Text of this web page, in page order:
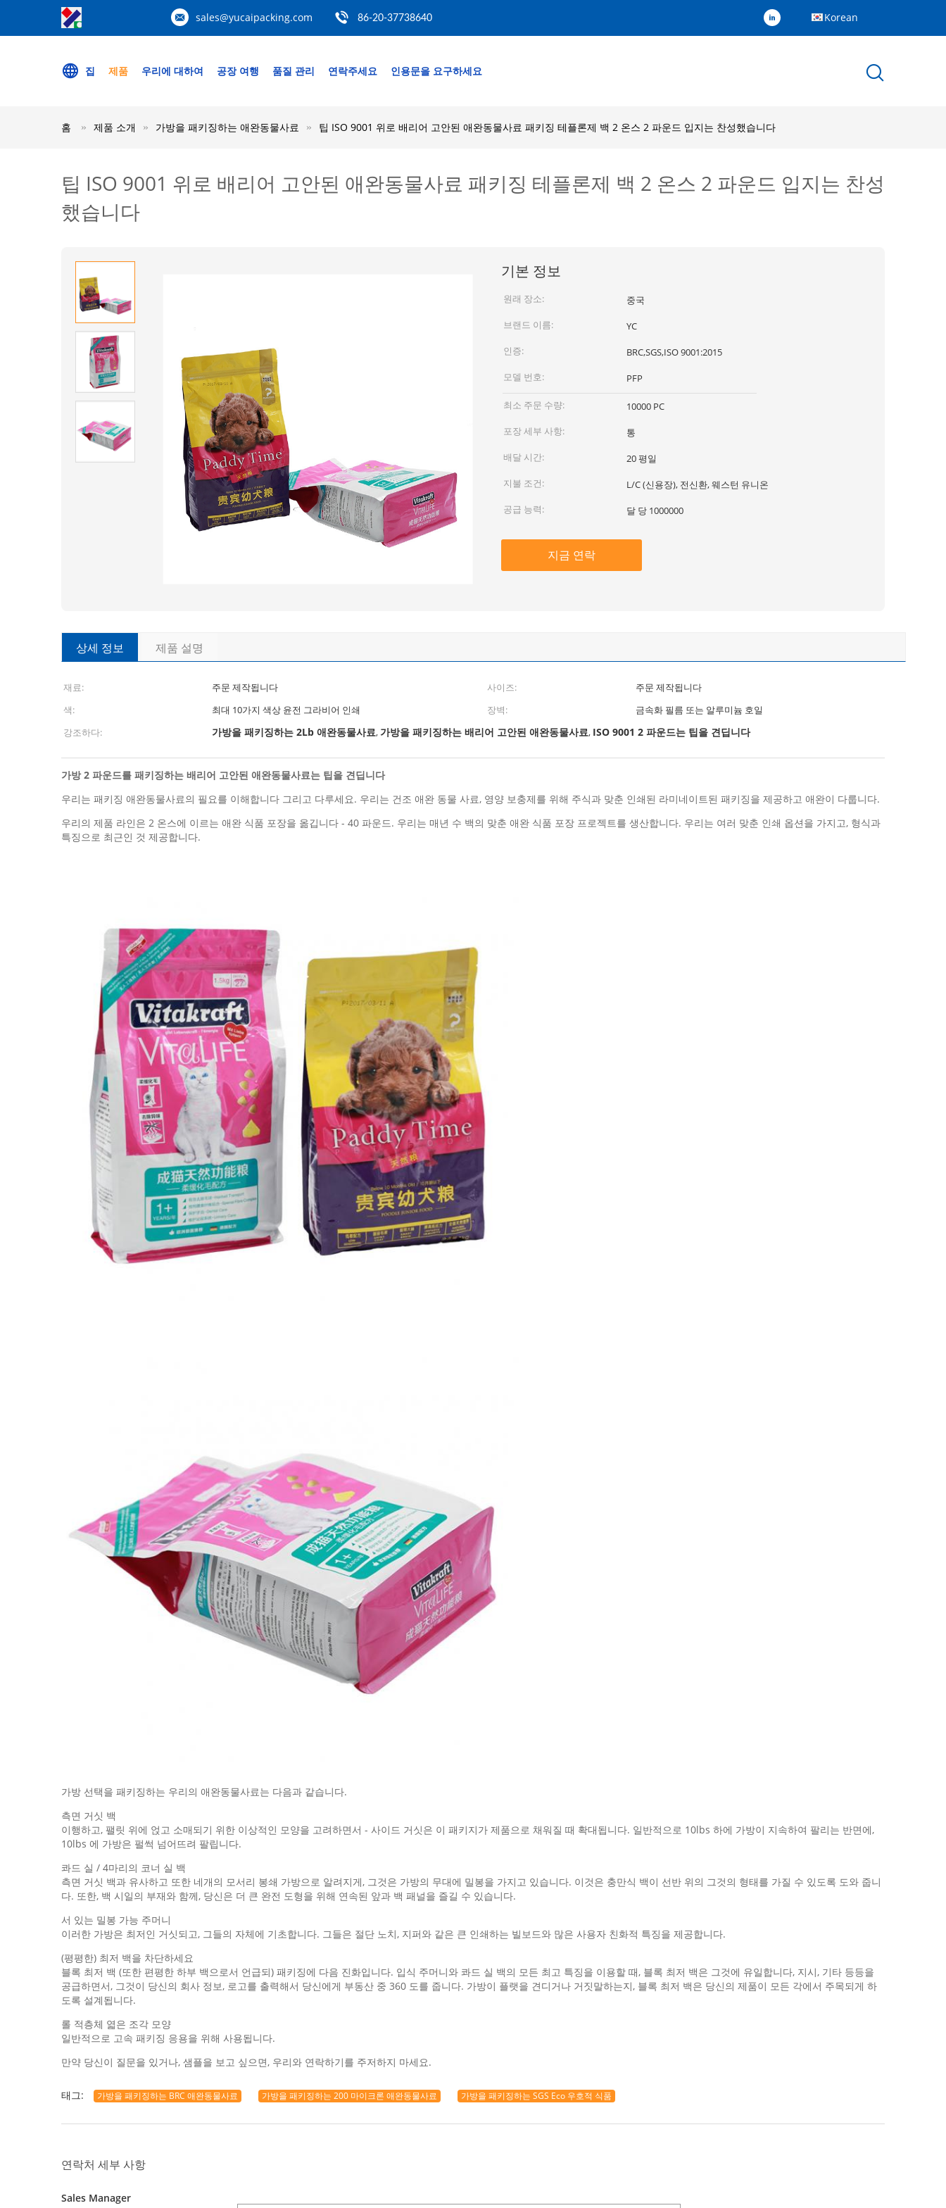
sales@yucaipacking.com 86-20-37738640 Korean
집 제품 우리에 대하여 공장 여행 품질 관리 연락주세요 인용문을 요구하세요
홈 제품 소개 가방을 패키징하는 애완동물사료 팁 ISO 9001 위로 배리어 고안된 애완동물사료 패키징 테플론제 백 2 온스 2 파운드 입지는 찬성했습니다
팁 ISO 9001 위로 배리어 고안된 애완동물사료 패키징 테플론제 백 2 온스 2 파운드 입지는 찬성
했습니다
기본 정보
원래 장소:
중국
브랜드 이름:
YC
인증:
BRC,SGS,ISO 9001:2015
모델 번호:
PFP
최소 주문 수량:
10000 PC
포장 세부 사항:
통
배달 시간:
20 평일
지불 조건:
L/C (신용장), 전신환, 웨스턴 유니온
공급 능력:
달 당 1000000
지금 연락
상세 정보 제품 설명
재료: 주문 제작됩니다 사이즈:
주문 제작됩니다
색:
최대 10가지 색상 윤전 그라비어 인쇄 장벽:
금속화 필름 또는 알루미늄 호일
강조하다:
가방을 패키징하는 2Lb 애완동물사료, 가방을 패키징하는 배리어 고안된 애완동물사료, ISO 9001 2 파운드는 팁을 견딥니다
가방 2 파운드를 패키징하는 배리어 고안된 애완동물사료는 팁을 견딥니다
우리는 패키징 애완동물사료의 필요를 이해합니다 그리고 다루세요. 우리는 건조 애완 동물 사료, 영양 보충제를 위해 주식과 맞춘 인쇄된 라미네이트된 패키징을 제공하고 애완이 다룹니다.
우리의 제품 라인은 2 온스에 이르는 애완 식품 포장을 옮깁니다 - 40 파운드. 우리는 매년 수 백의 맞춘 애완 식품 포장 프로젝트를 생산합니다. 우리는 여러 맞춘 인쇄 옵션을 가지고, 형식과
특징으로 최근인 것 제공합니다.
가방 선택을 패키징하는 우리의 애완동물사료는 다음과 같습니다.
측면 거싯 백
이행하고, 팰릿 위에 얹고 소매되기 위한 이상적인 모양을 고려하면서 - 사이드 거싯은 이 패키지가 제품으로 채워질 때 확대됩니다. 일반적으로 10lbs 하에 가방이 지속하여 팔리는 반면에,
10lbs 에 가방은 펄썩 넘어뜨려 팔립니다.
콰드 실 / 4마리의 코너 실 백
측면 거싯 백과 유사하고 또한 네개의 모서리 봉쇄 가방으로 알려지게, 그것은 가방의 무대에 밀봉을 가지고 있습니다. 이것은 충만식 백이 선반 위의 그것의 형태를 가질 수 있도록 도와 줍니
다. 또한, 백 시일의 부재와 함께, 당신은 더 큰 완전 도형을 위해 연속된 앞과 백 패널을 즐길 수 있습니다.
서 있는 밀봉 가능 주머니
이러한 가방은 최저인 거싯되고, 그들의 자체에 기초합니다. 그들은 절단 노치, 지퍼와 같은 큰 인쇄하는 빌보드와 많은 사용자 친화적 특징을 제공합니다.
(평평한) 최저 백을 차단하세요
블록 최저 백 (또한 편평한 하부 백으로서 언급되) 패키징에 다음 진화입니다. 입식 주머니와 콰드 실 백의 모든 최고 특징을 이용할 때, 블록 최저 백은 그것에 유일합니다, 지시, 기타 등등을
공급하면서, 그것이 당신의 회사 정보, 로고를 출력해서 당신에게 부동산 중 360 도를 줍니다. 가방이 플랫을 견디거나 거짓말하는지, 블록 최저 백은 당신의 제품이 모든 각에서 주목되게 하
도록 설계됩니다.
롤 적층체 엷은 조각 모양
일반적으로 고속 패키징 응용을 위해 사용됩니다.
만약 당신이 질문을 있거나, 샘플을 보고 싶으면, 우리와 연락하기를 주저하지 마세요.
태그: 가방을 패키징하는 BRC 애완동물사료 가방을 패키징하는 200 마이크론 애완동물사료 가방을 패키징하는 SGS Eco 우호적 식품
연락처 세부 사항
Sales Manager